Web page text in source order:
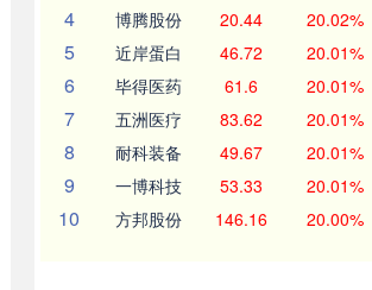
4 博腾股份 20.44 20.02%
5 近岸蛋白 46.72 20.01%
6 毕得医药 61.6 20.01%
7 五洲医疗 83.62 20.01%
8 耐科装备 49.67 20.01%
9 一博科技 53.33 20.01%
10 方邦股份 146.16 20.00%